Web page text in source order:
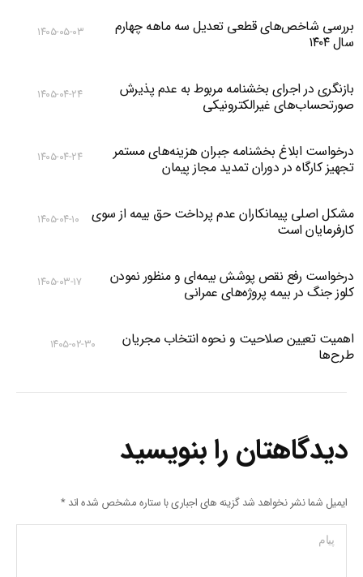
بررسی شاخص‌های قطعی تعدیل سه ماهه چهارم
سال ۱۴۰۴
۱۴۰۵-۰۵-۰۳
بازنگری در اجرای بخشنامه مربوط به عدم پذیرش
صورتحساب‌های غیرالکترونیکی
۱۴۰۵-۰۴-۲۴
درخواست ابلاغ بخشنامه جبران هزینه‌های مستمر
تجهیز کارگاه در دوران تمدید مجاز پیمان
۱۴۰۵-۰۴-۲۴
مشکل اصلی پیمانکاران عدم پرداخت حق بیمه از سوی
کارفرمایان است
۱۴۰۵-۰۴-۱۰
درخواست رفع نقص پوشش بیمه‌ای و منظور نمودن
کلوز جنگ در بیمه پروژه‌های عمرانی
۱۴۰۵-۰۳-۱۷
اهمیت تعیین صلاحیت و نحوه انتخاب مجریان
طرح‌ها
۱۴۰۵-۰۲-۳۰
دیدگاهتان را بنویسید
ایمیل شما نشر نخواهد شد گزینه های اجباری با ستاره مشخص شده اند*
پیام